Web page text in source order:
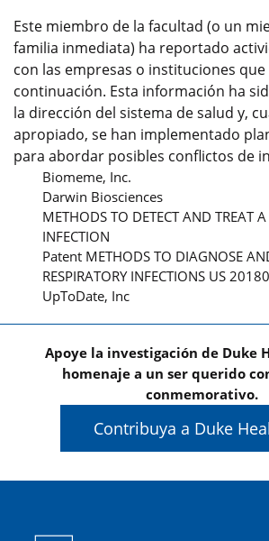
Este miembro de la facultad (o un
familia inmediata) ha reportado
con las empresas o instituciones
continuación. Esta información ha
la dirección del sistema de salud y,
apropiado, se han implementado
para abordar posibles conflictos de
Biomeme, Inc.
Darwin Biosciences
METHODS TO DETECT AND TREAT
INFECTION
Patent METHODS TO DIAGNOSE
RESPIRATORY INFECTIONS US
UpToDate, Inc
Apoye la investigación de Duke
homenaje a un ser querido
conmemorativo.
Contribuya a Duke